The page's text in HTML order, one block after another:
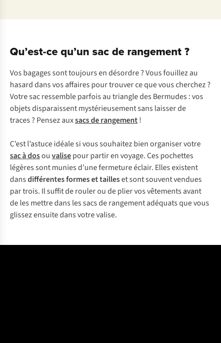
Qu’est-ce qu’un sac de rangement ?
Vos bagages sont toujours en désordre ? Vous fouillez au
hasard dans vos affaires pour trouver ce que vous cherchez ?
Votre sac ressemble parfois au triangle des Bermudes : vos
objets disparaissent mystérieusement sans laisser de
traces ? Pensez auxsacs de rangement!
C’est l’astuce idéale si vous souhaitez bien organiser votre
sac à dosouvalisepour partir en voyage. Ces pochettes
légères sont munies d’une fermeture éclair. Elles existent
dansdifférentes formes et tailleset sont souvent vendues
par trois. Il suffit de rouler ou de plier vos vêtements avant
de les mettre dans les sacs de rangement adéquats que vous
glissez ensuite dans votre valise.